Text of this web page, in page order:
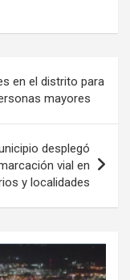
en el distrito para
mayores
desplegó
vial en
y localidades